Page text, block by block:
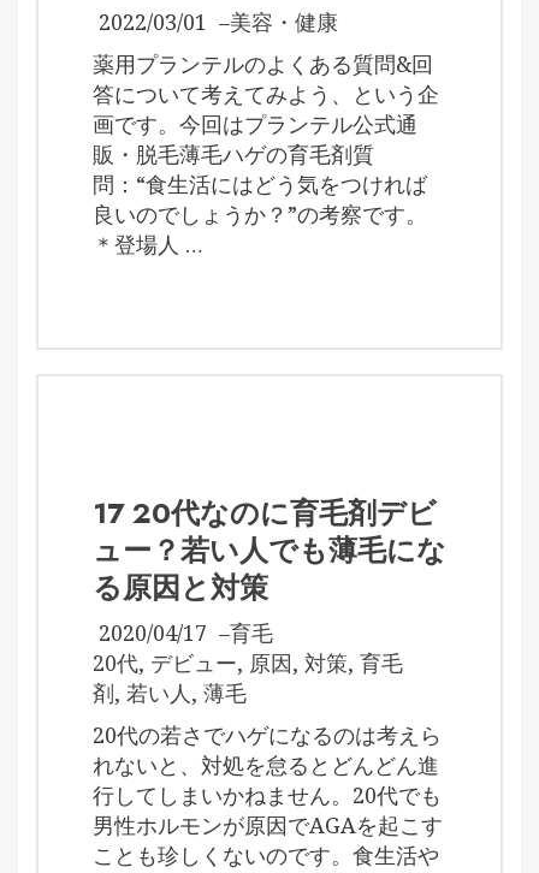
2022/03/01 –美容・健康
薬用プランテルのよくある質問&回
答について考えてみよう、という企
画です。今回はプランテル公式通
販・脱毛薄毛ハゲの育毛剤質
問：“食生活にはどう気をつければ
良いのでしょうか？”の考察です。
＊登場人 …
17 20代なのに育毛剤デビ
ュー？若い人でも薄毛にな
る原因と対策
2020/04/17 –育毛
20代, デビュー, 原因, 対策, 育毛
剤, 若い人, 薄毛
20代の若さでハゲになるのは考えら
れないと、対処を怠るとどんどん進
行してしまいかねません。20代でも
男性ホルモンが原因でAGAを起こす
ことも珍しくないのです。食生活や